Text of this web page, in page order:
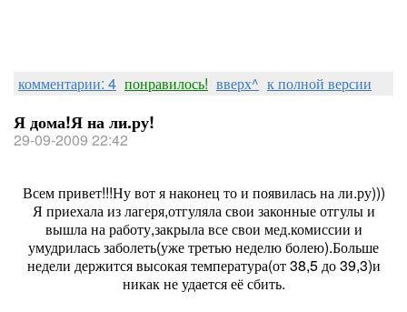
комментарии: 4 понравилось! вверх^ к полной версии
Я дома!Я на ли.ру!
29-09-2009 22:42
Всем привет!!!Ну вот я наконец то и появилась на ли.ру)))
Я приехала из лагеря,отгуляла свои законные отгулы и
вышла на работу,закрыла все свои мед.комиссии и
умудрилась заболеть(уже третью неделю болею).Больше
недели держится высокая температура(от 38,5 до 39,3)и
никак не удается её сбить.